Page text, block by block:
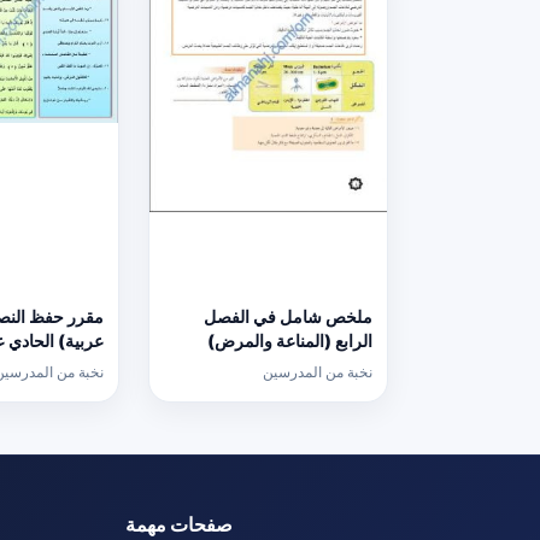
ملخص شامل في الفصل
الرابع (المناعة والمرض)
(أحياء) الحادي عشر
نخبة من المدرسين
مقرر حفظ
عربية) الحادي
نخبة من
صفحات مهمة